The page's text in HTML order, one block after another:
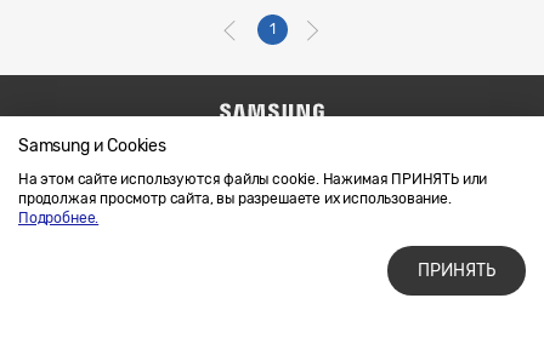
Samsung и Cookies
На этом сайте используются файлы cookie. Нажимая ПРИНЯТЬ или
продолжая просмотр сайта, вы разрешаете их использование.
Подробнее.
ПРИНЯТЬ
1
Напишите нам
Условия использования материалов
Конфиденциальность и файлы cookie